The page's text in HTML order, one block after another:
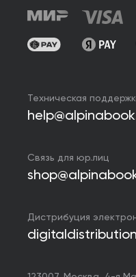
Техническая
Связь для юр.лиц
Дистрибуция